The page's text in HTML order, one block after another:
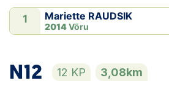
1 Mariette RAUDSIK
2014Võru
N12 12 KP 3,08km